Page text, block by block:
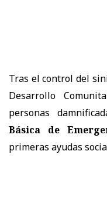
Tras el control del
Desarrollo
personas
Básica de
primeras ayudas